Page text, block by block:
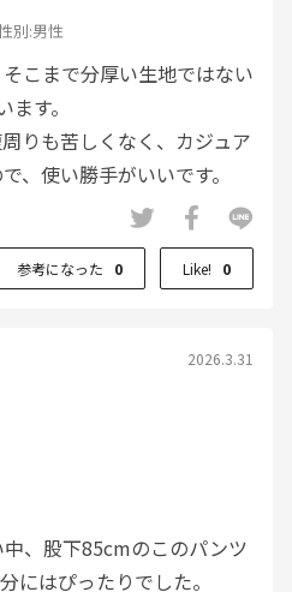
別:男性
こまで分厚い生地ではない
す。
りも苦しくなく、カジュア
、使い勝手がいいです。
参考になった 0 Like! 0
2026.3.31
、股下85cmのこのパンツ
にはぴったりでした。